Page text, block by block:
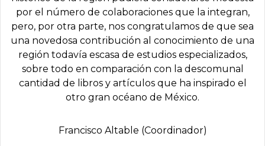
por el número de colaboraciones que la integran,
pero, por otra parte, nos congratulamos de que sea
una novedosa contribución al conocimiento de una
región todavía escasa de estudios especializados,
sobre todo en comparación con la descomunal
cantidad de libros y artículos que ha inspirado el
otro gran océano de México.
Francisco Altable (Coordinador)